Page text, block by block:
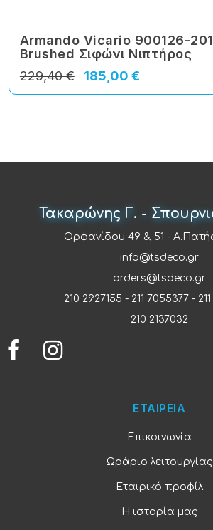
Armando Vicario 900126-
Brushed Σιφώνι Νιπτήρος
185,00 €
229,40 €
Τακαρώνης Γ. -
Ορφανίδου 49 & 51 -
info@tsdeco.gr
orders@tsdeco.gr
210 2927155 - 211 7055377-
210 2137032
ΕΤΑΙΡΕΙΑ
Επικοινωνία
Ωράριο λειτουργίας
Εταιρικό προφίλ
Η ιστορία μας